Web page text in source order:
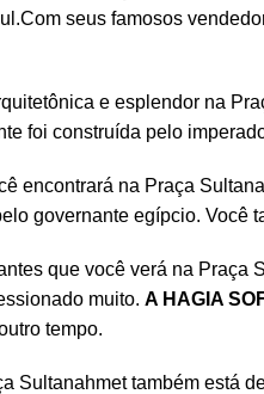
seus famosos
e esplendor na
foi construída pelo
encontrará na Praça
governante egípcio.
que você verá na Praça
muito. A HAGIA
tempo.
Sultanahmet também está